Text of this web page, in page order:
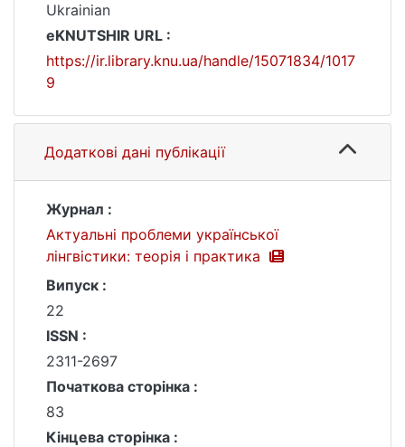
Ukrainian
eKNUTSHIR URL :
https://ir.library.knu.ua/handle/15071834/1017
9
Додаткові дані публікації
Журнал :
Актуальні проблеми української
лінгвістики: теорія і практика
Випуск :
22
ISSN :
2311-2697
Початкова сторінка :
83
Кінцева сторінка :